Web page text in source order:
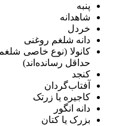
پنبه
شاهدانه
خردل
دانه شلغم روغنی
کانولا (نوع خاصی
حداقل رسانده‌اند)
کنجد
آفتاب‌گردان
کاجیره یا زرتک
دانه انگور
بزرک یا کتان